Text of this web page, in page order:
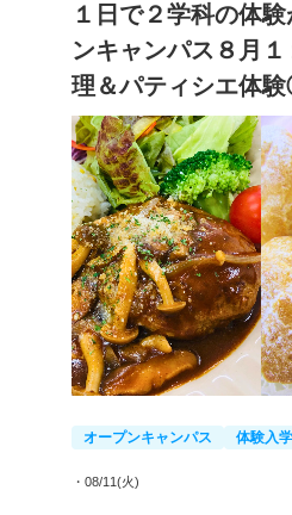
１日で２学科の体
ンキャンパス８月
理＆パティシエ体験
オープンキャンパス 体験入学
・08/11(火)